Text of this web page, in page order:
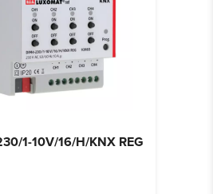
1-10V/16/H/KNX REG